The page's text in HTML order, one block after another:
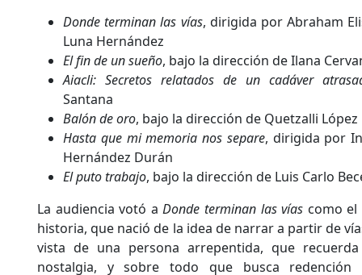
Donde terminan las vías, dirigida por Abraham
Luna Hernández
El fin de un sueño, bajo la dirección de Ilana
Aiacli: Secretos relatados de un cadáver
Santana
Balón de oro, bajo la dirección de Quetzalli López
Hasta que mi memoria nos separe, dirigida por
Hernández Durán
El puto trabajo, bajo la dirección de Luis Carlo
La audiencia votó aDonde terminan las vías como
historia, que nació de la idea de narrar a partir de
vista de una persona arrepentida, que
nostalgia, y sobre todo que busca